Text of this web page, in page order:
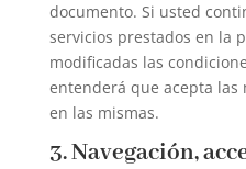
documento. Si usted
servicios prestados en la
modificadas las
entenderá que acepta las
en las mismas.
3. Navegación,